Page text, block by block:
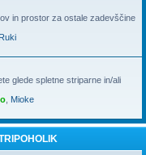
in prostor za ostale zadevščine
Ruki
glede spletne striparne in/ali
Mioke